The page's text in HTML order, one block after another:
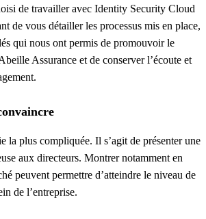
de travailler avec Identity Security Cloud
de vous détailler les processus mis en place,
qui nous ont permis de promouvoir le
Assurance et de conserver l’écoute et
la plus compliquée. Il s’agit de présenter une
aux directeurs. Montrer notamment en
peuvent permettre d’atteindre le niveau de
de l’entreprise.